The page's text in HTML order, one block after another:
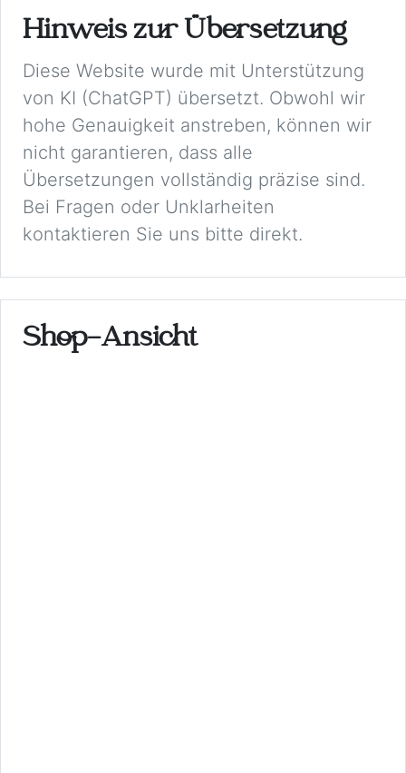
Hinweis zur Übersetzung
Diese Website wurde mit Unterstützung
von KI (ChatGPT) übersetzt. Obwohl wir
hohe Genauigkeit anstreben, können wir
nicht garantieren, dass alle
Übersetzungen vollständig präzise sind.
Bei Fragen oder Unklarheiten
kontaktieren Sie uns bitte direkt.
Shop-Ansicht